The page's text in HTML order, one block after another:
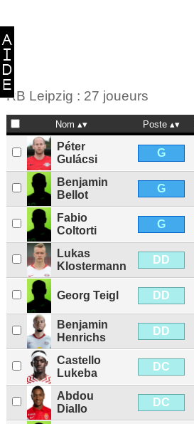
RB Leipzig : 27 joueurs
Nom Poste
Péter
Gulácsi
G
Benjamin
Bellot
G
Fabio
Coltorti
G
Lukas
Klostermann
DD
Georg Teigl DD
Benjamin
Henrichs
DD
Castello
Lukeba
DC
Abdou
Diallo
DC